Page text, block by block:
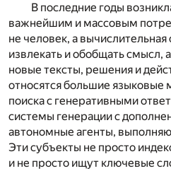
В последние годы
важнейшим и массовым
не человек, а вычислительная
извлекать и обобщать смысл,
новые тексты, решения и
относятся большие языковые
поиска с генеративными
системы генерации с
автономные агенты,
Эти субъекты не просто
и не просто ищут ключевые